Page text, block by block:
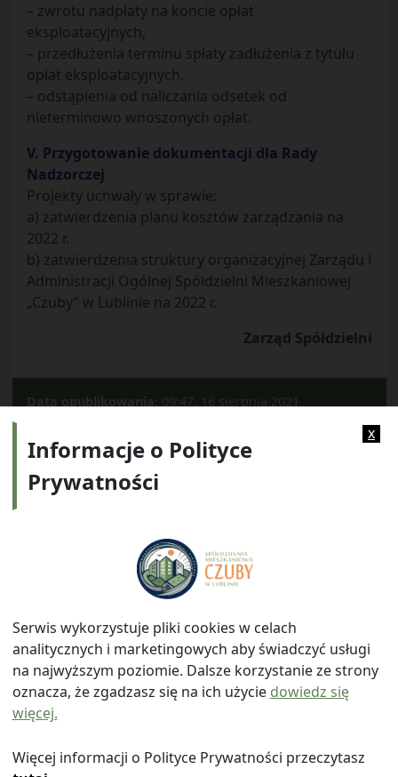
– zwrotu nadpłaty na koncie opłat
eksploatacyjnych,
– przedłużenia terminu spłaty zadłużenia z tytułu
opłat eksploatacyjnych.
– odstąpienia od naliczania odsetek od
nieterminowo wnoszonych opłat.
V. Przygotowanie dokumentacji dla Rady
Nadzorczej
Projekty uchwały w sprawie:
a) zatwierdzenia planu kosztów zarządzania na
2022 r.
b) zatwierdzenia struktury organizacyjnej Zarządu i
Administracji Ogólnej Spółdzielni Mieszkaniowej
„Czuby” w Lublinie na 2022 r.
Zarząd Spółdzielni
Data opublikowania: 09:47, 16 sierpnia 2021
ul. Watykańska 6, 20-538 Lublin
Telefon: 814641700 E-mail: info@smczuby.pl
© 2026
x
Informacje o Polityce
Prywatności
Serwis wykorzystuje pliki cookies w celach
analitycznych i marketingowych aby świadczyć usługi
na najwyższym poziomie. Dalsze korzystanie ze strony
oznacza, że zgadzasz się na ich użycie dowiedz się
więcej.
Więcej informacji o Polityce Prywatności przeczytasz